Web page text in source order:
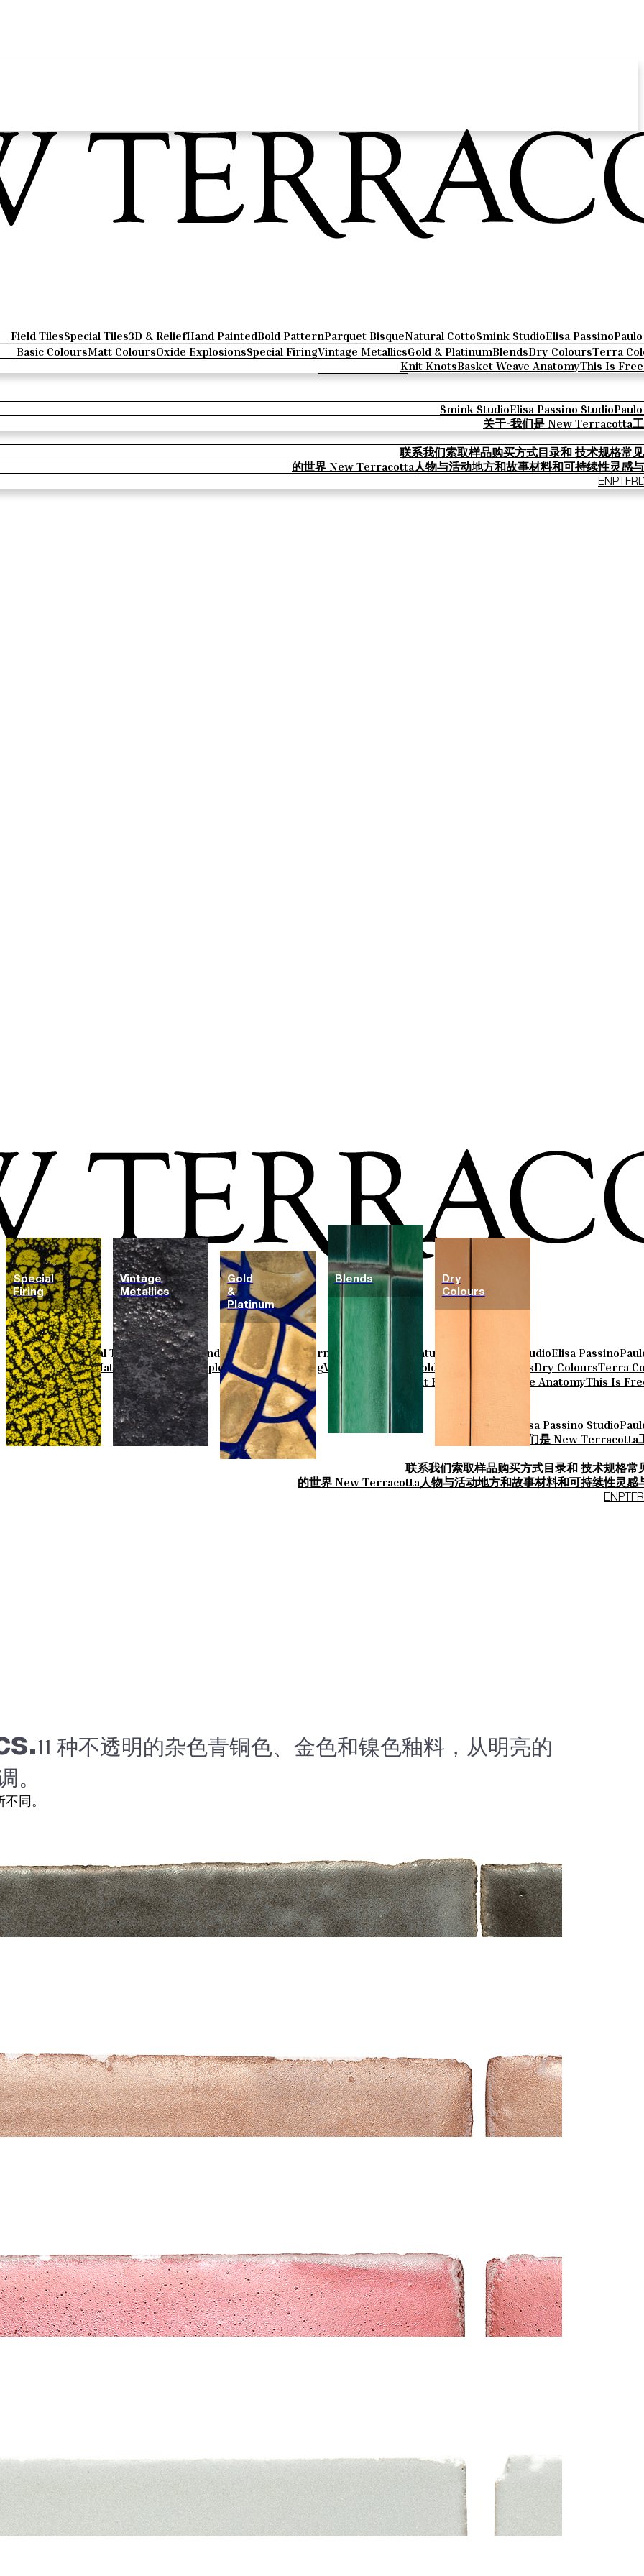
Field TilesSpecial Tiles3D & ReliefHand PaintedBold PatternParquet BisqueNatural CottoSmink StudioElisa Passino
Basic ColoursMatt ColoursOxide ExplosionsSpecial FiringVintage MetallicsGold & PlatinumBlendsDry ColoursTerra
Knit KnotsBasket Weave AnatomyThis Is
Smink StudioElisa Passino Studio
关于-我们是 New Terracotta
联系我们索取样品购买方式目录和 技术规格常
的世界 New Terracotta人物与活动地方和故事材料和可持续性灵感
EN PT FR
Field TilesSpecial Tiles3D & ReliefHand Painted Bold Pattern Parquet Bisque Natural Cotto Smink StudioElisa Passino
Basic ColoursMatt ColoursOxide ExplosionsSpecial FiringVintage Metallics Gold & Platinum BlendsDry ColoursTerra
Knit Knots Basket Weave AnatomyThis Is
Smink Studio Elisa Passino Studio
关于-我们是 New Terracotta
联系我们索取样品购买方式目录和 技术规格常
的世界 New Terracotta人物与活动地方和故事材料和可持续性灵感
EN PT FR
Special
Firing
Vintage
Metallics
Gold
&
Platinum
Blends
Dry
Colours
11 种不透明的杂色青铜色、金色和镍色釉料，从明亮的
。
同。